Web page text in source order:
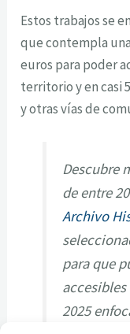
Estos trabajos se
que contempla
euros para poder
territorio y en casi
y otras vías de
Descubre
de entre
Archivo
para que
accesibles
2025